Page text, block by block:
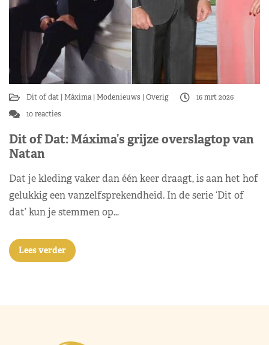
Dit of dat Máxima Modenieuws Overig
16 mrt 2026
10 reacties
Dit of Dat: Máxima’s grijze overslagtop van
Natan
Dat je kleding vaker dan één keer draagt, is aan het hof
gelukkig een vanzelfsprekendheid. In de serie ‘Dit of
dat’ kun je stemmen op…
Lees verder